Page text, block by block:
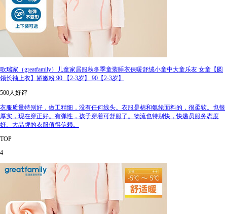
歌瑞家（greatfamily）儿童家居服秋冬季童装睡衣保暖舒绒小童中大童乐友 女童【圆
领长袖上衣】娇嫩粉 90 【2-3岁】 90【2-3岁】
500人好评
衣服质量特别好，做工精细，没有任何线头。衣服是棉和氨纶面料的，很柔软。也很
厚实，现在穿正好。有弹性，孩子穿着可舒服了。物流也特别快，快递员服务态度
好。大品牌的衣服值得信赖。
TOP
4